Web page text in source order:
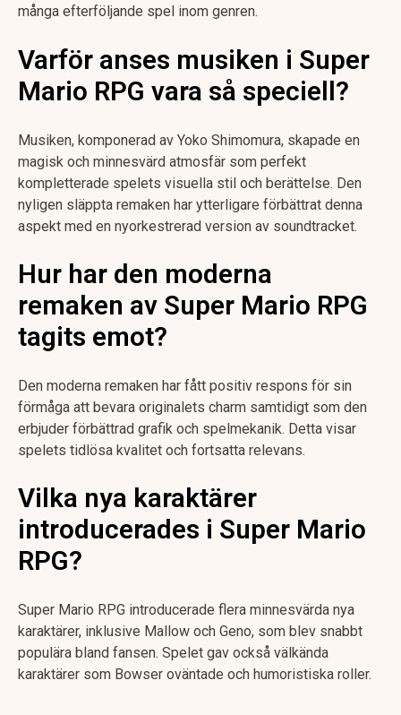
många efterföljande spel inom genren.
Varför anses musiken i Super
Mario RPG vara så speciell?
Musiken, komponerad av Yoko Shimomura, skapade en
magisk och minnesvärd atmosfär som perfekt
kompletterade spelets visuella stil och berättelse. Den
nyligen släppta remaken har ytterligare förbättrat denna
aspekt med en nyorkestrerad version av soundtracket.
Hur har den moderna
remaken av Super Mario RPG
tagits emot?
Den moderna remaken har fått positiv respons för sin
förmåga att bevara originalets charm samtidigt som den
erbjuder förbättrad grafik och spelmekanik. Detta visar
spelets tidlösa kvalitet och fortsatta relevans.
Vilka nya karaktärer
introducerades i Super Mario
RPG?
Super Mario RPG introducerade flera minnesvärda nya
karaktärer, inklusive Mallow och Geno, som blev snabbt
populära bland fansen. Spelet gav också välkända
karaktärer som Bowser oväntade och humoristiska roller.